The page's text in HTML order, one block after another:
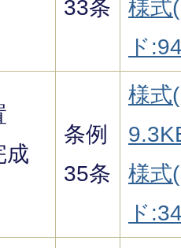
33条
様式
ド
成
条例
35条
様式
様式
ド